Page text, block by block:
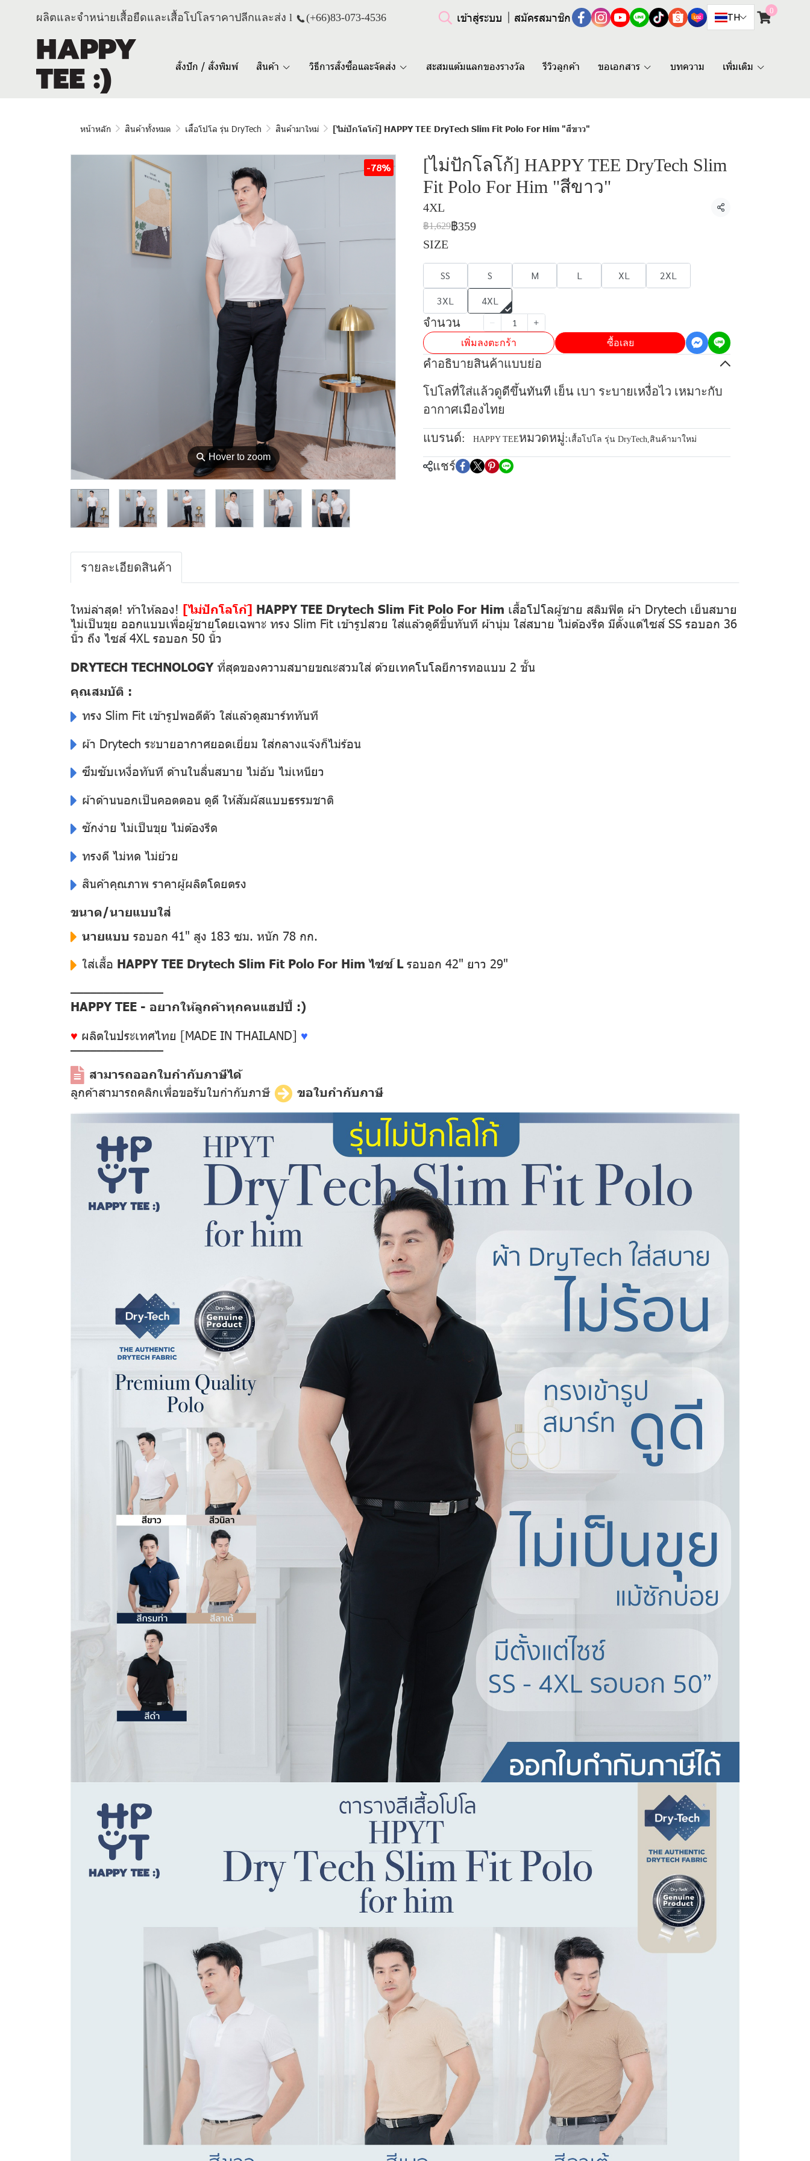
ผลิตและจำหน่ายเสื้อยืดและเสื้อโปโลราคาปลีกและส่ง l (+66)83-073-4536 เข้าสู่ระบบ สมัครสมาชิก TH
0
สั่งปัก / สั่งพิมพ์ สินค้า วิธีการสั่งซื้อและจัดส่ง สะสมแต้มแลกของรางวัล รีวิวลูกค้า ขอเอกสาร บทความ เพิ่มเติม
หน้าหลัก สินค้าทั้งหมด เสื้อโปโล รุ่น DryTech สินค้ามาใหม่ [ไม่ปักโลโก้] HAPPY TEE DryTech Slim Fit Polo For Him "สีขาว"
⚲Hover to zoom
-78%
[ไม่ปักโลโก้] HAPPY TEE DryTech Slim
Fit Polo For Him "สีขาว"
4XL
แชร์
฿1,629฿359
SIZE
SS S M L XL
2XL
3XL
4XL
จำนวน
เพิ่มลงตะกร้า ซื้อเลย
คำอธิบายสินค้าแบบย่อ
โปโลที่ใส่แล้วดูดีขึ้นทันที เย็น เบา ระบายเหงื่อไว เหมาะกับ
อากาศเมืองไทย
แบรนด์: HAPPY TEEหมวดหมู่: เสื้อโปโล รุ่น DryTech,สินค้ามาใหม่
แชร์
รายละเอียดสินค้า
ใหม่ล่าสุด! ท้าให้ลอง! [ไม่ปักโลโก้] HAPPY TEE Drytech Slim Fit Polo For Him เสื้อโปโลผู้ชาย สลิมฟิต ผ้า Drytech เย็นสบาย
ไม่เป็นขุย ออกแบบเพื่อผู้ชายโดยเฉพาะ ทรง Slim Fit เข้ารูปสวย ใส่แล้วดูดีขึ้นทันที ผ้านุ่ม ใส่สบาย ไม่ต้องรีด มีตั้งแต่ไซส์ SS รอบอก 36
นิ้ว ถึง ไซส์ 4XL รอบอก 50 นิ้ว
DRYTECH TECHNOLOGYที่สุดของความสบายขณะสวมใส่ ด้วยเทคโนโลยีการทอแบบ 2 ชั้น
คุณสมบัติ :
ทรง Slim Fit เข้ารูปพอดีตัว ใส่แล้วดูสมาร์ททันที
ผ้า Drytech ระบายอากาศยอดเยี่ยม ใส่กลางแจ้งก็ไม่ร้อน
ซึมซับเหงื่อทันที ด้านในลื่นสบาย ไม่อับ ไม่เหนียว
ผ้าด้านนอกเป็นคอตตอน ดูดี ให้สัมผัสแบบธรรมชาติ
ซักง่าย ไม่เป็นขุย ไม่ต้องรีด
ทรงดี ไม่หด ไม่ย้วย
สินค้าคุณภาพ ราคาผู้ผลิตโดยตรง
ขนาด/นายแบบใส่
นายแบบ รอบอก 41" สูง 183 ซม. หนัก 78 กก.
ใส่เสื้อ HAPPY TEE Drytech Slim Fit Polo For Him ไซซ์ Lรอบอก 42" ยาว 29"
––––––––––––––
HAPPY TEE - อยากให้ลูกค้าทุกคนแฮปปี้ :)
♥ ผลิตในประเทศไทย [MADE IN THAILAND] ♥
––––––––––––––
สามารถออกใบกำกับภาษีได้
ลูกค้าสามารถคลิกเพื่อขอรับใบกำกับภาษี
ขอใบกำกับภาษี